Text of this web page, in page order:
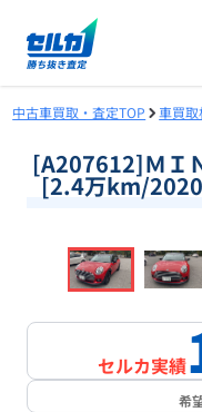
中古車買取・査定TOP 車買
[A207612]ＭＩ
[2.4万km/
セルカ実績
希